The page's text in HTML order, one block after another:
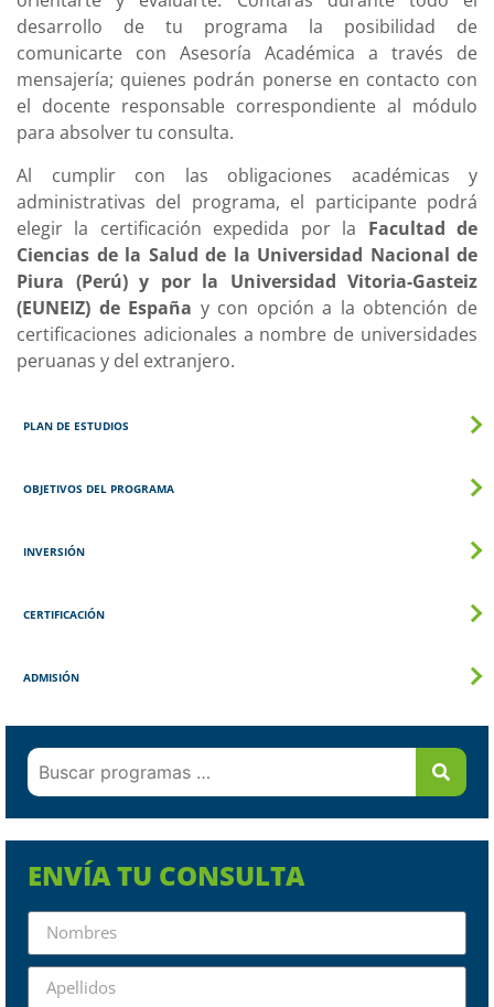
desarrollo de tu programa la posibilidad de
comunicarte con Asesoría Académica a través de
mensajería; quienes podrán ponerse en contacto con
el docente responsable correspondiente al módulo
para absolver tu consulta.
Al cumplir con las obligaciones académicas y
administrativas del programa, el participante podrá
elegir la certificación expedida por la Facultad de
Ciencias de la Salud de la Universidad Nacional de
Piura (Perú) y por la Universidad Vitoria-Gasteiz
(EUNEIZ) de España y con opción a la obtención de
certificaciones adicionales a nombre de universidades
peruanas y del extranjero.
PLAN DE ESTUDIOS
OBJETIVOS DEL PROGRAMA
INVERSIÓN
CERTIFICACIÓN
ADMISIÓN
ENVÍA TU CONSULTA